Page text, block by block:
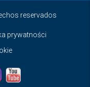
reservados
prywatności